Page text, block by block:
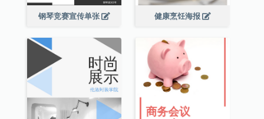
钢琴竞赛宣传单张 健康烹饪海报